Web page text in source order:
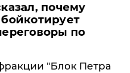
почему
по
"Блок Петра